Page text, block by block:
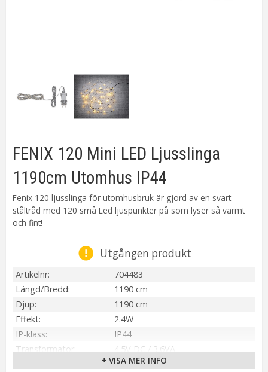
FENIX 120 Mini LED Ljusslinga
1190cm Utomhus IP44
Fenix 120 ljusslinga för utomhusbruk är gjord av en svart
ståltråd med 120 små Led ljuspunkter på som lyser så varmt
och fint!
Utgången produkt
Artikelnr
704483
Längd/Bredd
1190 cm
Djup
1190 cm
Effekt
2.4W
IP-klass
IP44
Transformator
4.5V DC / 3.6VA
Svart (Koppar)
+ VISA MER INFO